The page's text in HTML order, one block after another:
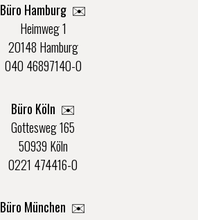
Büro Hamburg ✉️
Heimweg 1
20148 Hamburg
040 46897140-0
Büro Köln ✉️
Gottesweg 165
50939 Köln
0221 474416-0
Büro München ✉️